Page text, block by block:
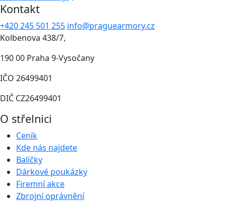
Kontakt
+420 245 501 255 info@praguearmory.cz
Kolbenova 438/7,
190 00 Praha 9-Vysočany
IČO 26499401
DIČ CZ26499401
O střelnici
Ceník
Kde nás najdete
Balíčky
Dárkové poukázky
Firemní akce
Zbrojní oprávnění